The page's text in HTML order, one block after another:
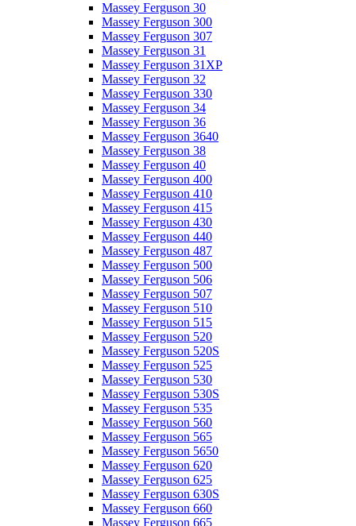
Massey Ferguson 30
Massey Ferguson 300
Massey Ferguson 307
Massey Ferguson 31
Massey Ferguson 31XP
Massey Ferguson 32
Massey Ferguson 330
Massey Ferguson 34
Massey Ferguson 36
Massey Ferguson 3640
Massey Ferguson 38
Massey Ferguson 40
Massey Ferguson 400
Massey Ferguson 410
Massey Ferguson 415
Massey Ferguson 430
Massey Ferguson 440
Massey Ferguson 487
Massey Ferguson 500
Massey Ferguson 506
Massey Ferguson 507
Massey Ferguson 510
Massey Ferguson 515
Massey Ferguson 520
Massey Ferguson 520S
Massey Ferguson 525
Massey Ferguson 530
Massey Ferguson 530S
Massey Ferguson 535
Massey Ferguson 560
Massey Ferguson 565
Massey Ferguson 5650
Massey Ferguson 620
Massey Ferguson 625
Massey Ferguson 630S
Massey Ferguson 660
Massey Ferguson 665